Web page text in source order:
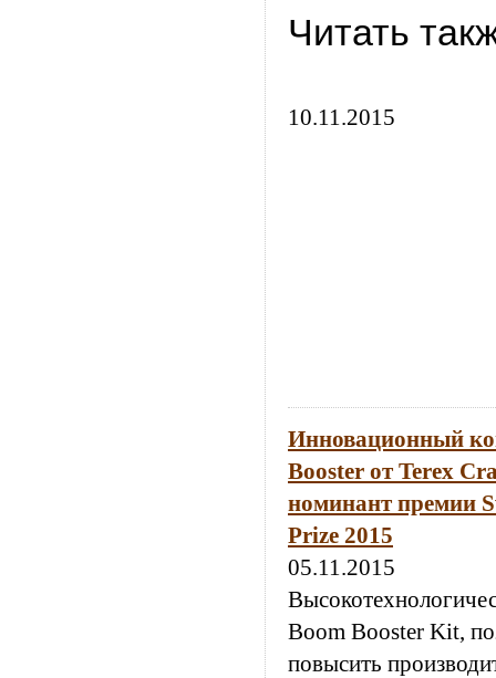
Читать
10.11.2015
Инновационный
Booster от Terex
номинант премии
Prize 2015
05.11.2015
Boom Booster Kit,
повысить